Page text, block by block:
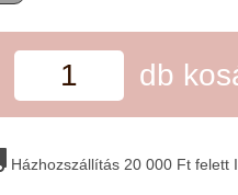
db
Házhozszállítás 20 000 Ft felett